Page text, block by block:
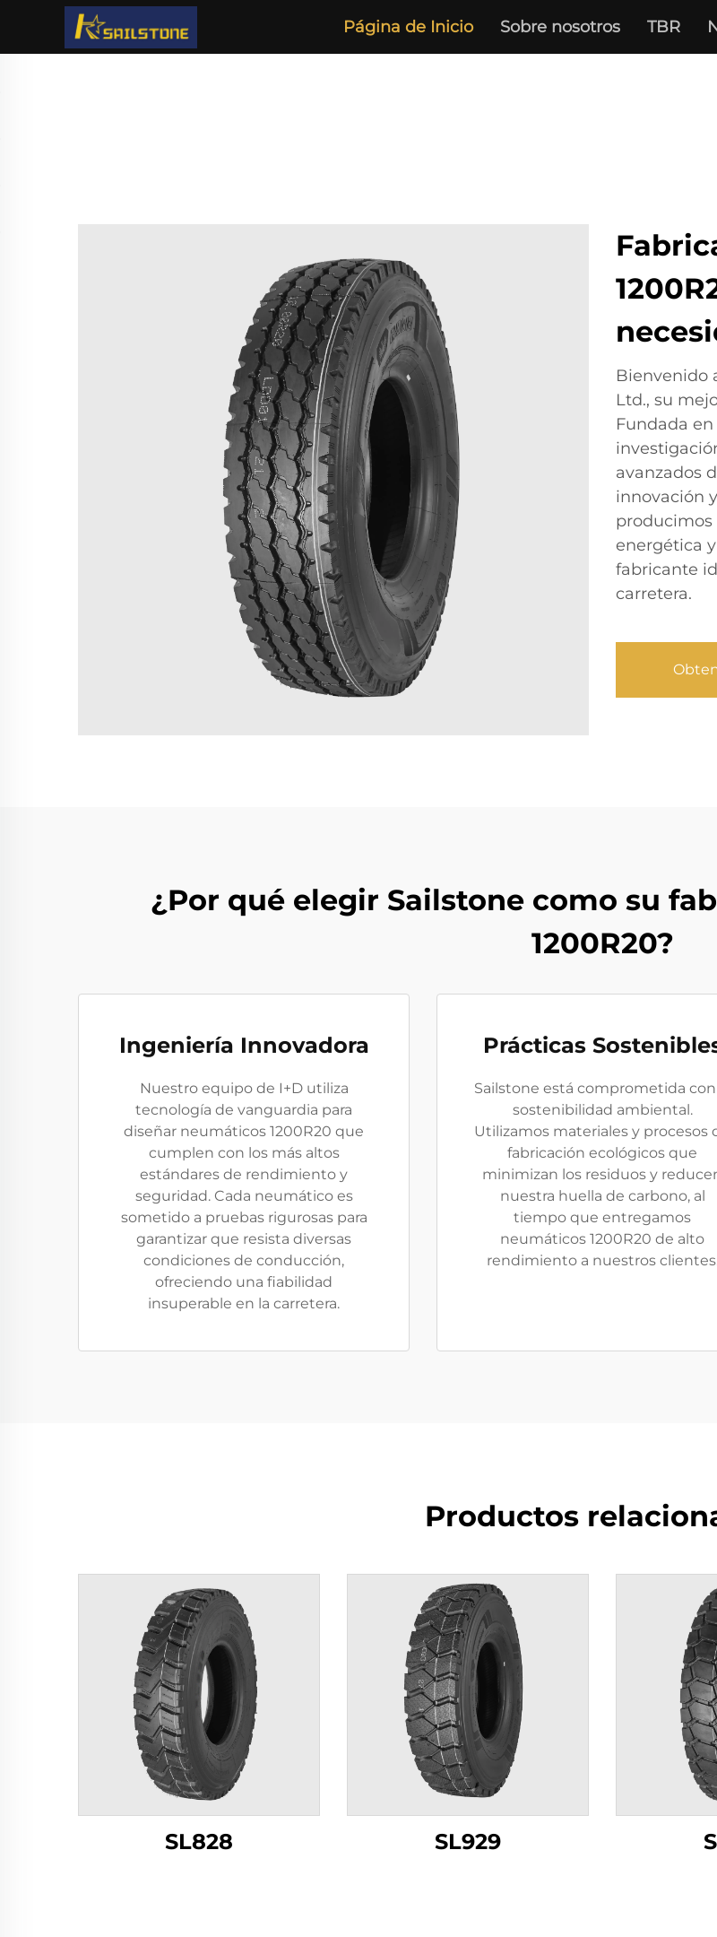
Página de Inicio Sobre nosotros TBR
Bienvenido
Ltd., su
Fundada
avanzados
innovación
producimos
energética
fabricante
carretera.
¿Por qué elegir Sailstone como su
1200R20?
Ingeniería Innovadora
Nuestro equipo de I+D utiliza
tecnología de vanguardia para
diseñar neumáticos 1200R20 que
cumplen con los más altos
estándares de rendimiento y
seguridad. Cada neumático es
sometido a pruebas rigurosas para
garantizar que resista diversas
condiciones de conducción,
ofreciendo una fiabilidad
insuperable en la carretera.
Prácticas
Sailstone está comprometida con
sostenibilidad ambiental.
Utilizamos materiales y procesos
fabricación ecológicos que
minimizan los residuos y
nuestra huella de carbono, al
tiempo que entregamos
neumáticos 1200R20 de alto
rendimiento a nuestros
Productos
SL828 SL929